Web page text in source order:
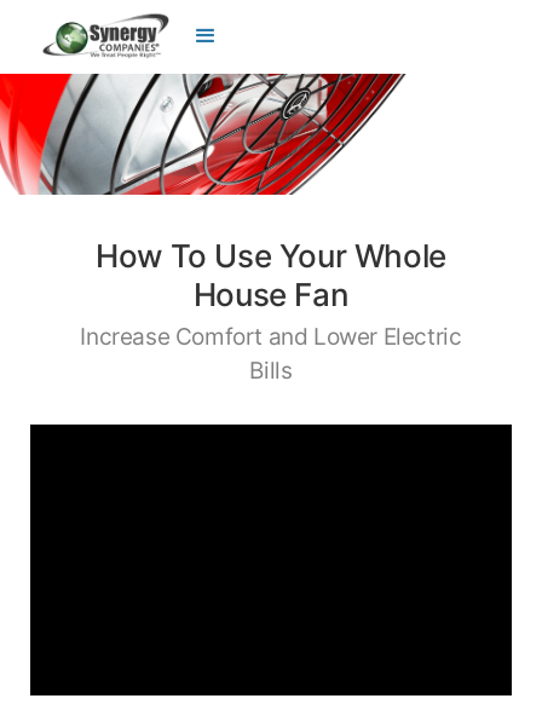
How To Use Your Whole
House Fan
Increase Comfort and Lower Electric
Bills